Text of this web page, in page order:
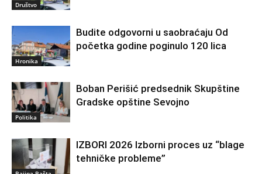
Društvo
Hronika
Budite odgovorni u saobraćaju Od
početka godine poginulo 120 lica
Politika
Boban Perišić predsednik Skupštine
Gradske opštine Sevojno
IZBORI 2026 Izborni proces uz “blage
tehničke probleme”